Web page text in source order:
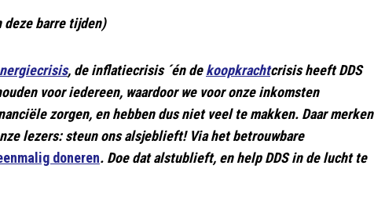
deze barre tijden)
, de inflatiecrisis ´én dekoopkrachtcrisis heeft DDS
voor iedereen, waardoor we voor onze inkomsten
zorgen, en hebben dus niet veel te makken. Daar merken
lezers: steun ons alsjeblieft! Via het betrouwbare
doneren. Doe dat alstublieft, en help DDS in de lucht te